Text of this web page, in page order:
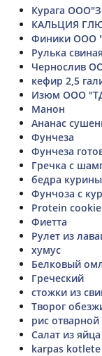
Курага
КАЛЬЦИЯ
Финики ООО
Рулька свиная
Чернослив
кефир 2,5
Изюм ООО
Манон
Ананас
Фунчеза
Фунчеза
Гречка с
бедра
Фунчоза с
Protein
Фиетта
Рулет из
хумус
Белковый
Греческий
стожки из
Творог
рис отварной
Салат из
karpas